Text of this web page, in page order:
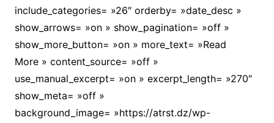
include_categories= »26″ orderby= »date_desc »
show_arrows= »on » show_pagination= »off »
show_more_button= »on » more_text= »Read
More » content_source= »off »
use_manual_excerpt= »on » excerpt_length= »270″
show_meta= »off »
background_image= »https://atrst.dz/wp-